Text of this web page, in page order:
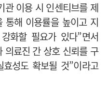
관 이용 시 인센티브를 제
통해 이용률을 높이고 지
화할 필요가 있다”면서
의료진 간 상호 신뢰를 구
성도 확보될 것”이라고